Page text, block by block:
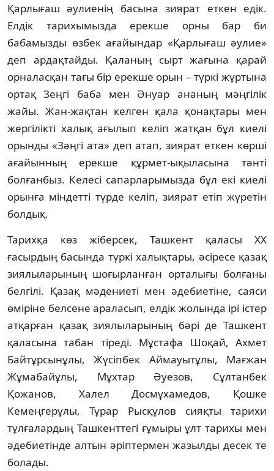
Қарлығаш әулиенің басына зиярат еткен едік.
Елдік тарихымызда ерекше орны бар би
бабамызды өзбек ағайындар «Қарлығаш әулие»
деп ардақтайды. Қаланың сырт жағына қарай
орналасқан тағы бір ерекше орын – түркі жұртына
ортақ Зеңгі баба мен Әнуар ананың мәңгілік
жайы. Жан-жақтан келген қала қонақтары мен
жергілікті халық ағылып келіп жатқан бұл киелі
орынды «Зәңгі ата» деп атап, зиярат еткен көрші
ағайынның ерекше құр­мет-ықыласына тәнті
болғанбыз. Келесі сапарлары­мызда бұл екі киелі
орынға міндетті түрде келіп, зиярат етіп жүретін
болдық.
Тарихқа көз жіберсек, Ташкент қаласы ХХ
ғасырдың басында түркі халықтары, әсіресе қазақ
зиялыларының шоғырланған орталығы болғаны
белгілі. Қазақ мәдениеті мен әдебиетіне, саяси
өміріне белсене ара­ласып, елдік жолында ірі істер
атқарған қазақ зиялыларының бәрі де Ташкент
қала­сына табан тіреді. Мұстафа Шоқай, Ахмет
Байтұрсынұлы, Жүсіпбек Аймауытұлы, Мағжан
Жұмабайұлы, Мұхтар Әуезов, Сұл­танбек
Қожанов, Халел Досмұхамедов, Қошке
Кемеңгерұлы, Тұрар Рысқұлов сияқты тарихи
тұлғалардың Ташкенттегі ғұмыры ұлт тарихы мен
әдебиетінде алтын әріптер­мен жазылды десек те
болады.